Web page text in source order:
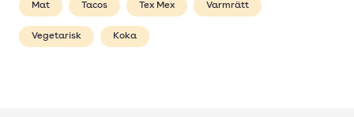
Mat Tacos Tex Mex Varmrätt
Vegetarisk Koka